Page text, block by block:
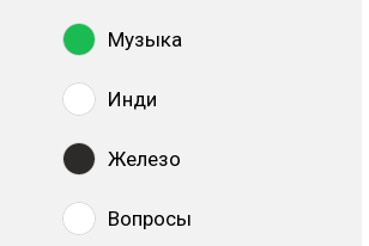
Музыка
Инди
Железо
Вопросы